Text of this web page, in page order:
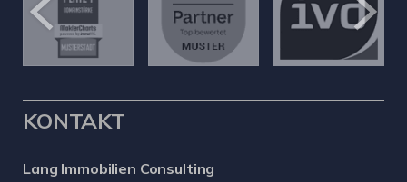
KONTAKT
Lang Immobilien Consulting